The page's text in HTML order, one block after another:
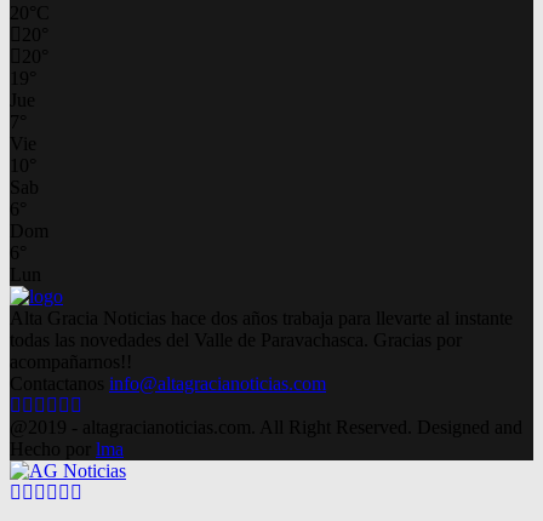
20 C
20
20
19
Jue
7
Vie
10
Sab
6
Dom
6
Lun
Alta Gracia Noticias hace dos años trabaja para llevarte al instante
todas las novedades del Valle de Paravachasca. Gracias por
acompañarnos!!
Contactanos info@altagracianoticias.com
Facebook
Twitter
Instagram
Pinterest
Google
@2019 - altagracianoticias.com. All Right Reserved. Designed and
Hecho por lma
Facebook
Twitter
Instagram
Pinterest
Google